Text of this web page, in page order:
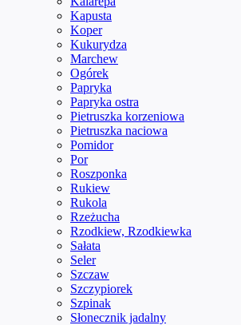
Kapusta
Koper
Kukurydza
Marchew
Ogórek
Papryka
Papryka ostra
Pietruszka korzeniowa
Pietruszka naciowa
Pomidor
Por
Roszponka
Rukiew
Rukola
Rzeżucha
Rzodkiew, Rzodkiewka
Sałata
Seler
Szczaw
Szczypiorek
Szpinak
Słonecznik jadalny